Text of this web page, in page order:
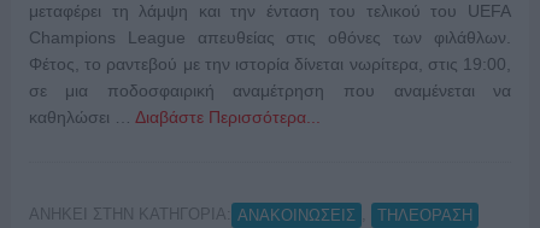
μεταφέρει τη λάμψη και την ένταση του τελικού του UEFA
Champions League απευθείας στις οθόνες των φιλάθλων.
Φέτος, το ραντεβού με την ιστορία δίνεται νωρίτερα, στις 19:00,
σε μια ποδοσφαιρική αναμέτρηση που αναμένεται να
καθηλώσει … Διαβάστε Περισσότερα...
ΑΝΗΚΕΙ ΣΤΗΝ ΚΑΤΗΓΟΡΙΑ: ΑΝΑΚΟΙΝΩΣΕΙΣ ΤΗΛΕΟΡΑΣΗ